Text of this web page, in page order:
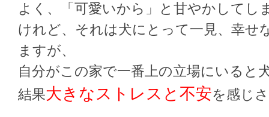
よく、「可愛いから」と甘やかしてし
けれど、それは犬にとって一見、幸せ
ますが、
自分がこの家で一番上の立場にいると
結果大きなストレスと不安を感じ